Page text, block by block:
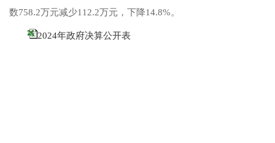
数758.2万元减少112.2万元，下降14.8%。
2024年政府决算公开表